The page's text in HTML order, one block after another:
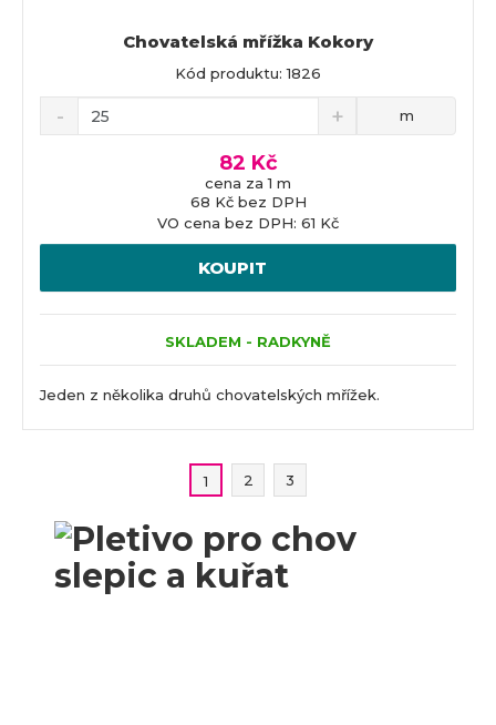
Chovatelská mřížka Kokory
Kód produktu: 1826
82 Kč
cena za 1 m
68 Kč bez DPH
VO cena bez DPH: 61 Kč
m
KOUPIT
SKLADEM - RADKYNĚ
Jeden z několika druhů chovatelských mřížek.
1 2 3